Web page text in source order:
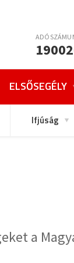
ELSŐSEGÉLY
Ifjúság
a